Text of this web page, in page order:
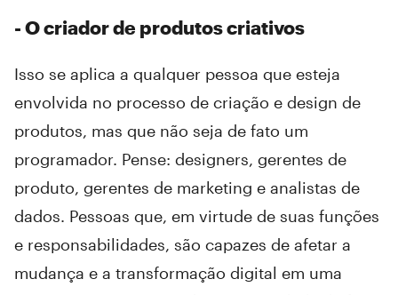
- O criador de produtos criativos
Isso se aplica a qualquer pessoa que esteja
envolvida no processo de criação e design de
produtos, mas que não seja de fato um
programador. Pense: designers, gerentes de
produto, gerentes de marketing e analistas de
dados. Pessoas que, em virtude de suas funções
e responsabilidades, são capazes de afetar a
mudança e a transformação digital em uma